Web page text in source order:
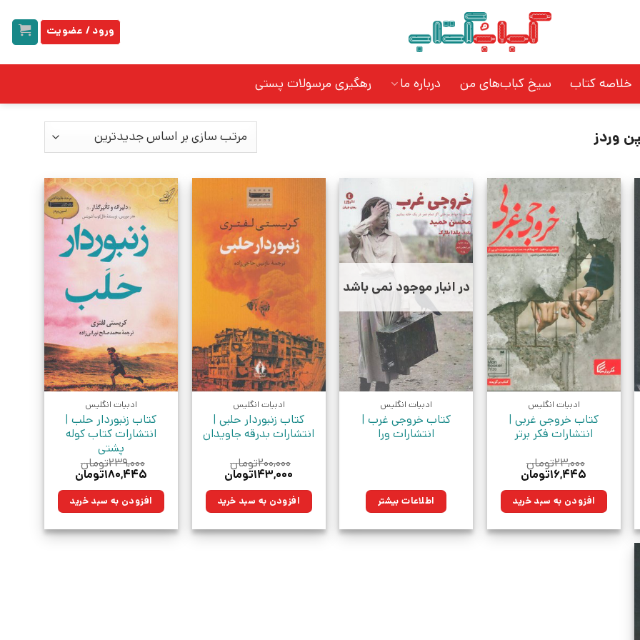
ورود / عضویت
خلاصه کتاب سیخ کباب‌های من درباره ما رهگیری مرسولات پستی
وردز
ادبیات انگلیس
کتاب خروجی غربی |
انتشارات فکر برتر
۲۳,۰۰۰تومان
قیمت
۲۳,۰۰۰تومان
بود.
۱۶,۴۴۵تومانقیمت
۱۶,۴۴۵تومان.افزودن به سبد خرید
در انبار موجود نمی باشد
ادبیات انگلیس
کتاب خروجی غرب |
انتشارات ورا
اطلاعات بیشتر
ادبیات انگلیس
کتاب زنبوردار حلبی |
انتشارات بدرقه جاویدان
۲۰۰,۰۰۰تومان
قیمت
۲۰۰,۰۰۰تومان
بود.
۱۴۳,۰۰۰تومانقیمت
۱۴۳,۰۰۰تومان.افزودن به سبد خرید
ادبیات انگلیس
کتاب زنبوردار حلب |
انتشارات کتاب کوله
پشتی
۲۳۹,۰۰۰تومان
قیمت
۲۳۹,۰۰۰تومان
بود.
۱۸۰,۴۴۵تومان
۱۸۰,۴۴۵تومان.افزودن به سبد خرید